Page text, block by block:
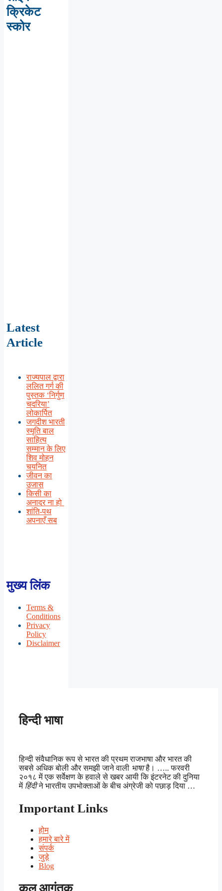
क्रिकेट
स्कोर
Latest
Article
राज्यपाल द्वारा
ललित गर्ग की
पुस्तक ‘निर्गुण
चदरिया’
लोकार्पित
जगदीश भारती
स्मृति बाल
साहित्य
सम्मान के लिए
शिव मोहन
चयनित
जीवन का
उजास
किसी का
अनादर ना हो
शांति-पथ
अपनाएँ सब
मुख्य लिंक
Terms &
Conditions
Privacy
Policy
Disclaimer
हिन्दी भाषा
हिन्दी संवैधानिक रूप से भारत की प्रथम राजभाषा और भारत की
सबसे अधिक बोली और समझी जाने वाली भाषाहै। ….. फरवरी
२०१८ में एक सर्वेक्षण के हवाले से खबर आयी कि इंटरनेट की दुनिया
में हिंदीने भारतीय उपभोक्ताओं के बीच अंग्रेजी को पछाड़ दिया …
Important Links
होम
हमारे बारे में
संपर्क
जुड़े
Blog
कुल आगंतुक